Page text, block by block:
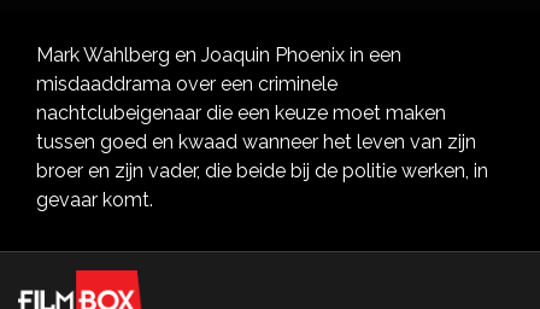
Mark Wahlberg en Joaquin Phoenix in een
misdaaddrama over een criminele
nachtclubeigenaar die een keuze moet maken
tussen goed en kwaad wanneer het leven van zijn
broer en zijn vader, die beide bij de politie werken, in
gevaar komt.